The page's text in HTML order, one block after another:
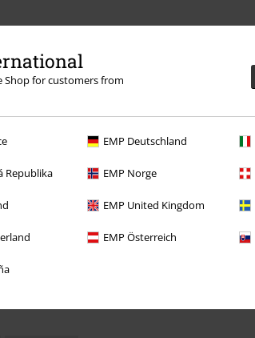
Shop for customers from
EMP Deutschland
Republika EMP Norge
EMP United Kingdom
EMP Österreich